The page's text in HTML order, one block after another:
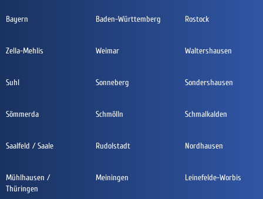
Bayern Baden-Württemberg Rostock
Zella-Mehlis Weimar Waltershausen
Suhl Sonneberg Sondershausen
Sömmerda Schmölln Schmalkalden
Saalfeld / Saale Rudolstadt Nordhausen
Mühlhausen /
Thüringen
Meiningen Leinefelde-Worbis